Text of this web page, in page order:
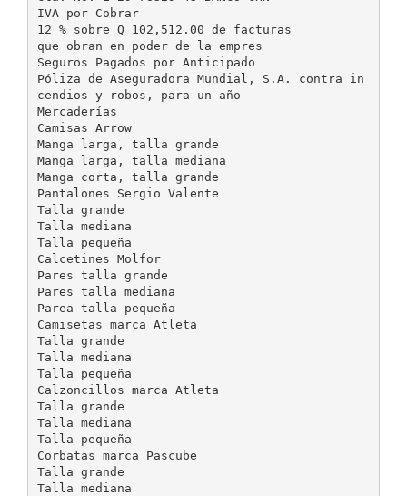
IVA por Cobrar
12 % sobre Q 102,512.00 de facturas
que obran en poder de la empres
Seguros Pagados por Anticipado
Póliza de Aseguradora Mundial, S.A. contra in
cendios y robos, para un año
Mercaderías
Camisas Arrow
Manga larga, talla grande
Manga larga, talla mediana
Manga corta, talla grande
Pantalones Sergio Valente
Talla grande
Talla mediana
Talla pequeña
Calcetines Molfor
Pares talla grande
Pares talla mediana
Parea talla pequeña
Camisetas marca Atleta
Talla grande
Talla mediana
Talla pequeña
Calzoncillos marca Atleta
Talla grande
Talla mediana
Talla pequeña
Corbatas marca Pascube
Talla grande
Talla mediana